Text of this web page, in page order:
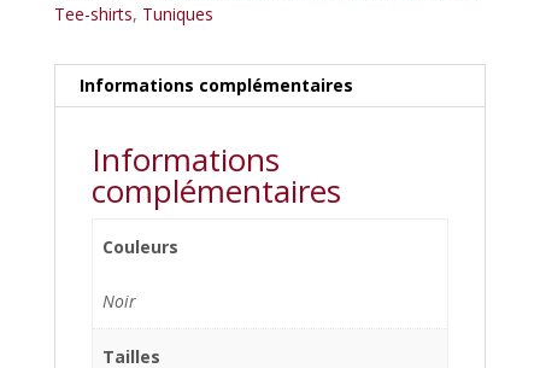
Tee-shirts, Tuniques
Informations complémentaires
Informations
complémentaires
Couleurs
Noir
Tailles